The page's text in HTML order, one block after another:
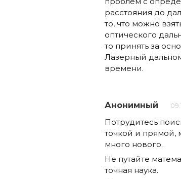
расстояния до
то, что можно
оптического
то принять за
Лазерный
времени.
Анонимный
Потрудитесь
точкой и прямой,
много нового.
Не путайте
точная наука.